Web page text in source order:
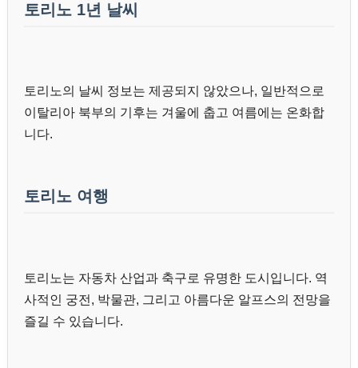
토리노 1년 날씨
토리노의 날씨 정보는 제공되지 않았으나, 일반적으로
이탈리아 북부의 기후는 겨울에 춥고 여름에는 온화합
니다.
토리노 여행
토리노는 자동차 산업과 축구로 유명한 도시입니다. 역
사적인 궁전, 박물관, 그리고 아름다운 알프스의 전망을
즐길 수 있습니다.